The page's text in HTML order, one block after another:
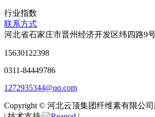
行业指数
联系方式
河北省石家庄市晋州经济开发区纬四路9
15630122398
0311-84449786
1272935344@qq.com
Copyright © 河北云顶集团纤维素有限公